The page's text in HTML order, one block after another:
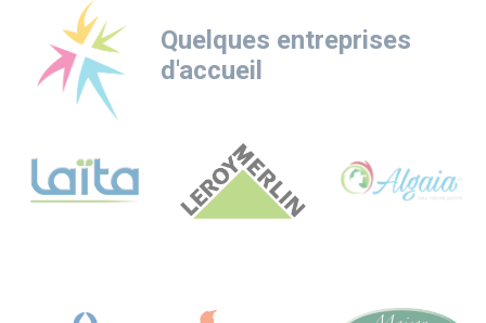
Quelques entreprises
d'accueil